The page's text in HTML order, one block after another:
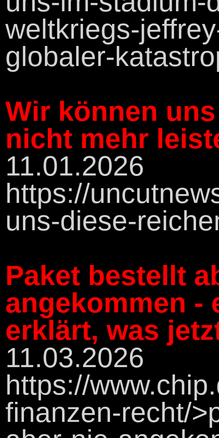
weltkriegs-
globaler-
Wir können
nicht mehr
11.01.2026
https://
uns-diese-
Paket bestellt
angekommen -
erklärt, was
11.03.2026
https://
finanzen-recht/